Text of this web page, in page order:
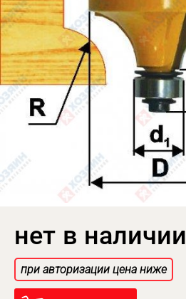
нет в наличии
при авторизации цена ниже